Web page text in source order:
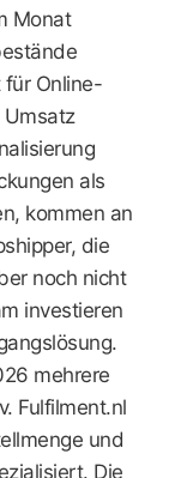
Monat
für Online-
als
kommen an
die
noch nicht
investieren
mehrere
Fulfilment.nl
und
Die